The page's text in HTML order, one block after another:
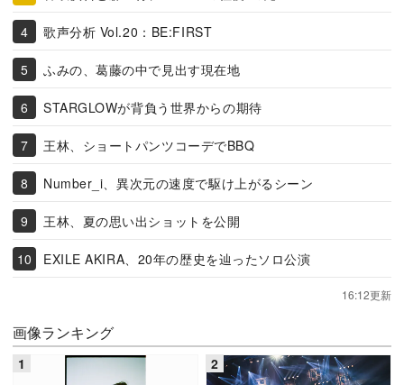
歌声分析 Vol.20：BE:FIRST
ふみの、葛藤の中で見出す現在地
STARGLOWが背負う世界からの期待
王林、ショートパンツコーデでBBQ
Number_i、異次元の速度で駆け上がるシーン
王林、夏の思い出ショットを公開
EXILE AKIRA、20年の歴史を辿ったソロ公演
16:12更新
画像ランキング